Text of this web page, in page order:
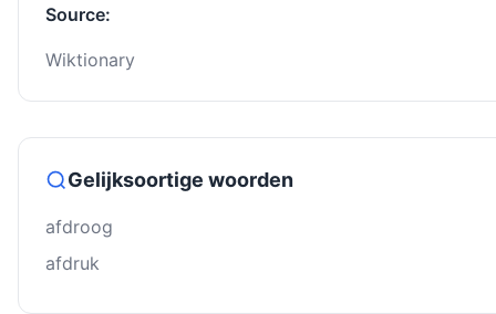
Source:
Wiktionary
Gelijksoortige woorden
afdroog
afdruk